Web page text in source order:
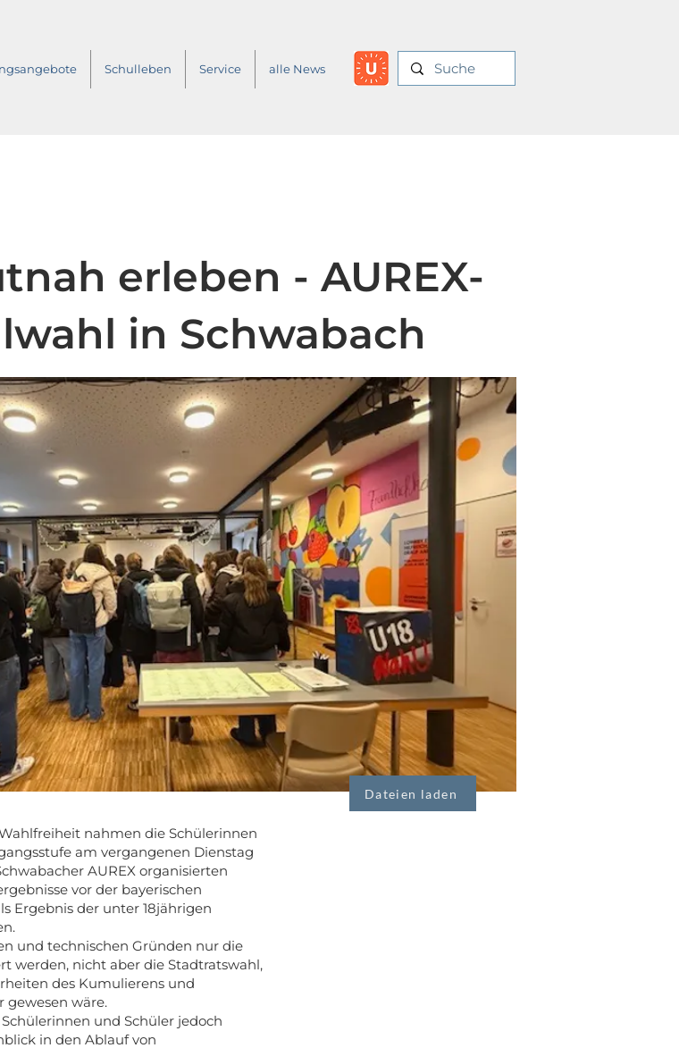
Schulleben Service alle News
erleben - AUREX-
in Schwabach
Dateien laden
nahmen die Schülerinnen
am vergangenen Dienstag
AUREX organisierten
vor der bayerischen
Ergebnis der unter 18jährigen
und technischen Gründen nur die
werden, nicht aber die Stadtratswahl,
des Kumulierens und
gewesen wäre.
und Schüler jedoch
in den Ablauf von